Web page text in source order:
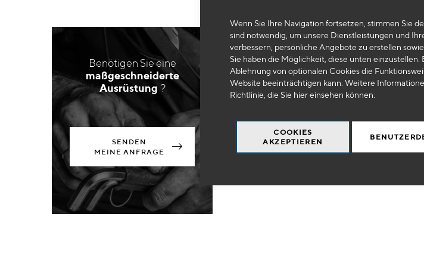
Wenn Sie Ihre Navigation fortsetzen, stimmen Sie
sind notwendig, um unsere Dienstleistungen und
verbessern, persönliche Angebote zu erstellen
Sie haben die Möglichkeit, diese unten einzustellen.
Ablehnung von optionalen Cookies die
Website beeinträchtigen kann. Weitere
Richtlinie, die Sie hiereinsehen können.
COOKIES
AKZEPTIEREN
Leider können wir keine passenden
Benötigen Sie eine
maßgeschneiderte
Ausrüstung ?
SENDEN
MEINE ANFRAGE